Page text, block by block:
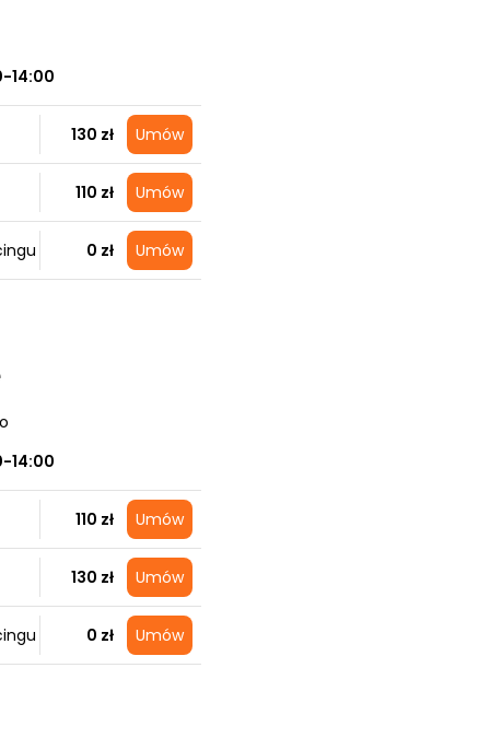
14:00
130 zł Umów
110 zł Umów
0 zł Umów
14:00
110 zł Umów
130 zł Umów
0 zł Umów